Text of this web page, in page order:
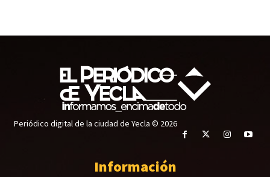
Periódico digital de la ciudad de Yecla © 2026
Información